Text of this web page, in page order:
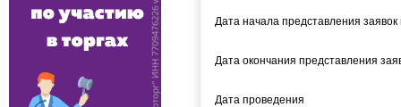
Дата начала представления заявок
Дата окончания представления
Дата проведения